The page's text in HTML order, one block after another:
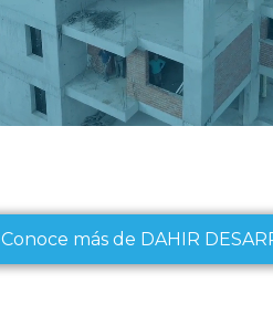
Conoce más de DAHIR